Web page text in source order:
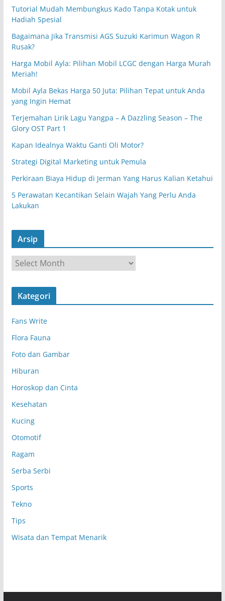
Tutorial Mudah Membungkus Kado Tanpa Kotak untuk
Hadiah Spesial
Bagaimana Jika Transmisi AGS Suzuki Karimun Wagon R
Rusak?
Harga Mobil Ayla: Pilihan Mobil LCGC dengan Harga Murah
Meriah!
Mobil Ayla Bekas Harga 50 Juta: Pilihan Tepat untuk Anda
yang Ingin Hemat
Terjemahan Lirik Lagu Yangpa – A Dazzling Season – The
Glory OST Part 1
Kapan Idealnya Waktu Ganti Oli Motor?
Strategi Digital Marketing untuk Pemula
Perkiraan Biaya Hidup di Jerman Yang Harus Kalian Ketahui
5 Perawatan Kecantikan Selain Wajah Yang Perlu Anda
Lakukan
Arsip
s
Kategori
Fans Write
Flora Fauna
Foto dan Gambar
Hiburan
Horoskop dan Cinta
Kesehatan
Kucing
Otomotif
Ragam
Serba Serbi
Sports
Tekno
Tips
Wisata dan Tempat Menarik